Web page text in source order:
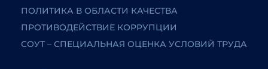
ПОЛИТИКА В ОБЛАСТИ КАЧЕСТВА
ПРОТИВОДЕЙСТВИЕ КОРРУПЦИИ
СОУТ – СПЕЦИАЛЬНАЯ ОЦЕНКА УСЛОВИЙ ТРУДА